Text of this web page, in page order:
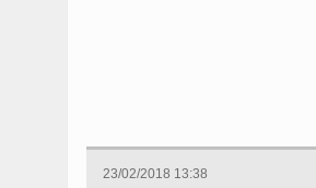
23/02/2018 13:38